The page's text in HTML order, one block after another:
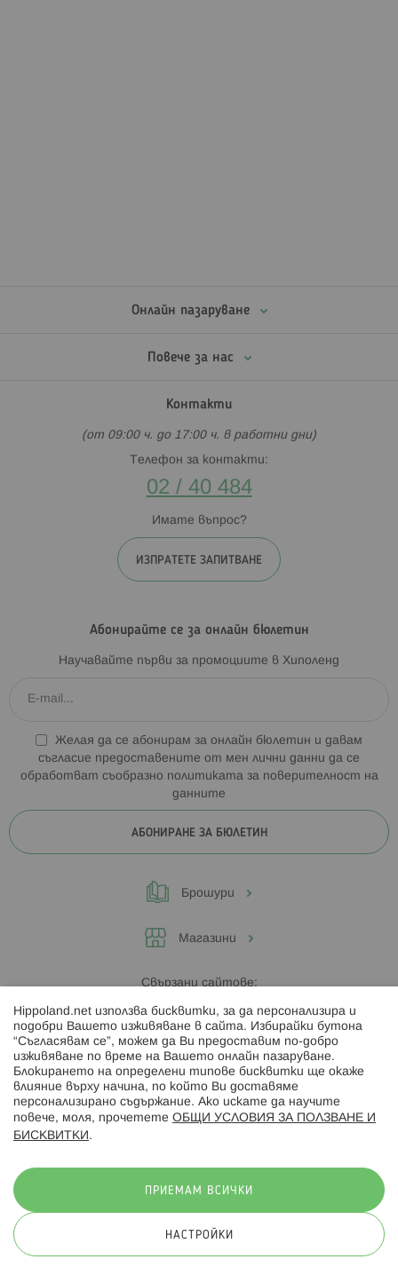
Онлайн пазаруване
Повече за нас
Контакти
(от 09:00 ч. до 17:00 ч. в работни дни)
Телефон за контакти:
02 / 40 484
Имате въпрос?
ИЗПРАТЕТЕ ЗАПИТВАНЕ
Абонирайте се за онлайн бюлетин
Научавайте първи за промоциите в Хиполенд
Желая да се абонирам за онлайн бюлетин и давам
съгласие предоставените от мен лични данни да се
обработват съобразно политиката за поверителност на
данните
АБОНИРАНЕ ЗА БЮЛЕТИН
Брошури
Магазини
Свързани сайтове:
Hippoland.ro
Последвайте ни:
© 2026 Hippoland.net. Всички права запазени
Hippoland.net използва бисквитки, за да персонализира и
подобри Вашето изживяване в сайта. Избирайки бутона
“Съгласявам се”, можем да Ви предоставим по-добро
изживяване по време на Вашето онлайн пазаруване.
Блокирането на определени типове бисквитки ще окаже
влияние върху начина, по който Ви доставяме
персонализирано съдържание. Ако искате да научите
повече, моля, прочетете ОБЩИ УСЛОВИЯ ЗА ПОЛЗВАНЕ И
БИСКВИТКИ .
ПРИЕМАМ ВСИЧКИ
НАСТРОЙКИ